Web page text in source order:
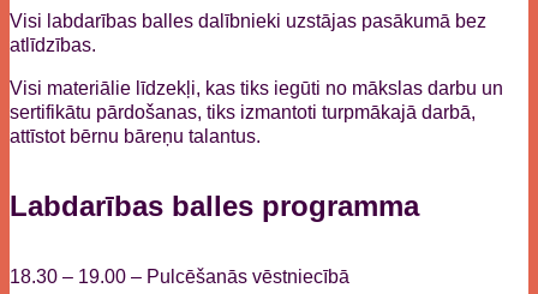
Visi labdarības balles dalībnieki uzstājas pasākumā bez
atlīdzības.
Visi materiālie līdzekļi, kas tiks iegūti no mākslas darbu un
sertifikātu pārdošanas, tiks izmantoti turpmākajā darbā,
attīstot bērnu bāreņu talantus.
Labdarības balles programma
18.30 – 19.00 – Pulcēšanās vēstniecībā